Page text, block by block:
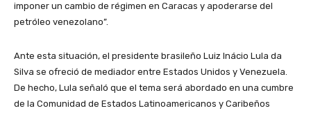
imponer un cambio de régimen en Caracas y apoderarse del
petróleo venezolano”.
Ante esta situación, el presidente brasileño Luiz Inácio Lula da
Silva se ofreció de mediador entre Estados Unidos y Venezuela.
De hecho, Lula señaló que el tema será abordado en una cumbre
de la Comunidad de Estados Latinoamericanos y Caribeños